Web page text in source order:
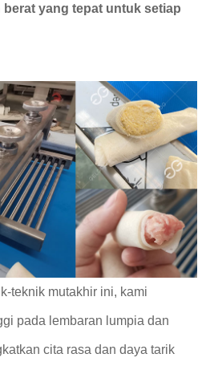
yang tepat untuk setiap
teknik mutakhir ini, kami
pada lembaran lumpia dan
cita rasa dan daya tarik